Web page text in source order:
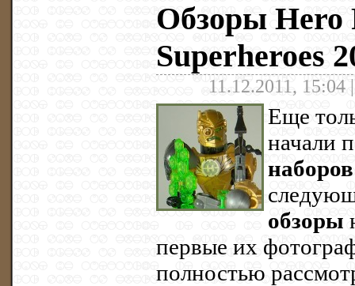
Обзоры Hero
Superheroes
11.12.2011, 15:04
Еще
начали
обзоры
первые их
полностью